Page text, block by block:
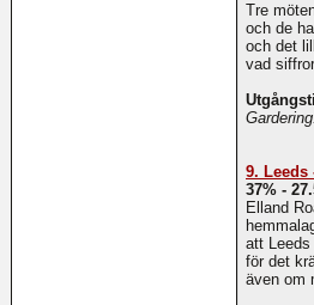
Tre
och de
och det
vad
9. Leeds
37% -
Elland
att
för det
även om